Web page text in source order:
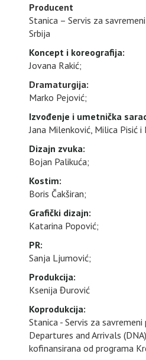
Producent
Stanica – Servis za
Srbija
Koncept i koreografija:
Jovana Rakić;
Dramaturgija:
Marko Pejović;
Izvođenje i umetnička
Jana Milenković, Milica Pisić
Dizajn zvuka:
Bojan Palikuća;
Kostim:
Boris Čakširan;
Grafički dizajn:
Katarina Popović;
PR:
Sanja Ljumović;
Produkcija:
Ksenija Đurović
Koprodukcija:
Stanica - Servis za
Departures and Arrivals
kofinansirana od programa